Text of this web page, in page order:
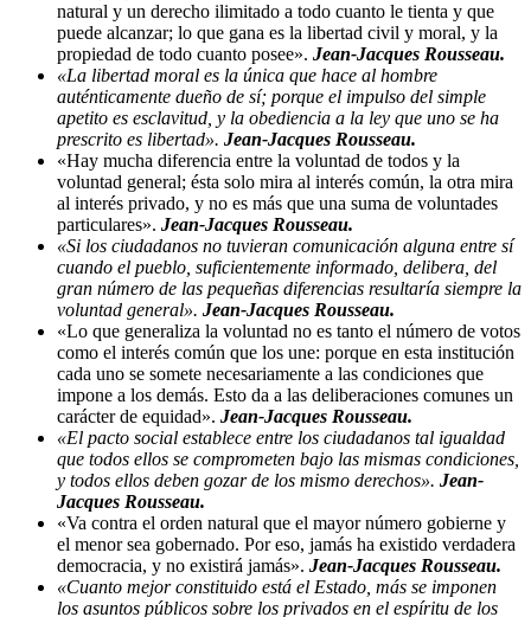
natural y un derecho ilimitado a todo cuanto le tienta y que
puede alcanzar; lo que gana es la libertad civil y moral, y la
propiedad de todo cuanto posee». Jean-Jacques Rousseau.
«La libertad moral es la única que hace al hombre
auténticamente dueño de sí; porque el impulso del simple
apetito es esclavitud, y la obediencia a la ley que uno se ha
prescrito es libertad». Jean-Jacques Rousseau.
«Hay mucha diferencia entre la voluntad de todos y la
voluntad general; ésta solo mira al interés común, la otra mira
al interés privado, y no es más que una suma de voluntades
particulares». Jean-Jacques Rousseau.
«Si los ciudadanos no tuvieran comunicación alguna entre sí
cuando el pueblo, suficientemente informado, delibera, del
gran número de las pequeñas diferencias resultaría siempre la
voluntad general». Jean-Jacques Rousseau.
«Lo que generaliza la voluntad no es tanto el número de votos
como el interés común que los une: porque en esta institución
cada uno se somete necesariamente a las condiciones que
impone a los demás. Esto da a las deliberaciones comunes un
carácter de equidad». Jean-Jacques Rousseau.
«El pacto social establece entre los ciudadanos tal igualdad
que todos ellos se comprometen bajo las mismas condiciones,
y todos ellos deben gozar de los mismo derechos». Jean-
Jacques Rousseau.
«Va contra el orden natural que el mayor número gobierne y
el menor sea gobernado. Por eso, jamás ha existido verdadera
democracia, y no existirá jamás». Jean-Jacques Rousseau.
«Cuanto mejor constituido está el Estado, más se imponen
los asuntos públicos sobre los privados en el espíritu de los